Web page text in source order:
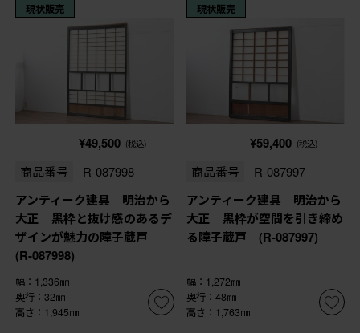
現状販売
¥49,500 (税込)
商品番号 R-087998
アンティーク建具 明治から
大正 黒枠と抜け感のあるデ
ザインが魅力の障子蔵戸
(R-087998)
幅：1,336㎜
奥行：32㎜
高さ：1,945㎜
現状販売
¥59,400 (税込)
商品番号 R-087997
アンティーク建具 明治から
大正 黒枠が空間を引き締め
る障子蔵戸 (R-087997)
幅：1,272㎜
奥行：48㎜
高さ：1,763㎜